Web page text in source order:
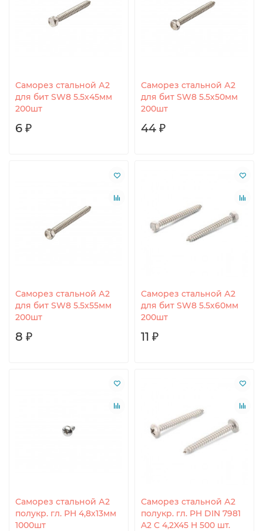
Саморез стальной А2
для бит SW8 5.5х45мм
200шт
6 ₽
Саморез стальной А2
для бит SW8 5.5х50мм
200шт
44 ₽
Саморез стальной А2
для бит SW8 5.5х55мм
200шт
8 ₽
Саморез стальной А2
для бит SW8 5.5х60мм
200шт
11 ₽
Саморез стальной А2
полукр. гл. РН 4,8х13мм
1000шт
Саморез стальной А2
полукр. гл. РН DIN 7981
A2 C 4,2X45 H 500 шт.